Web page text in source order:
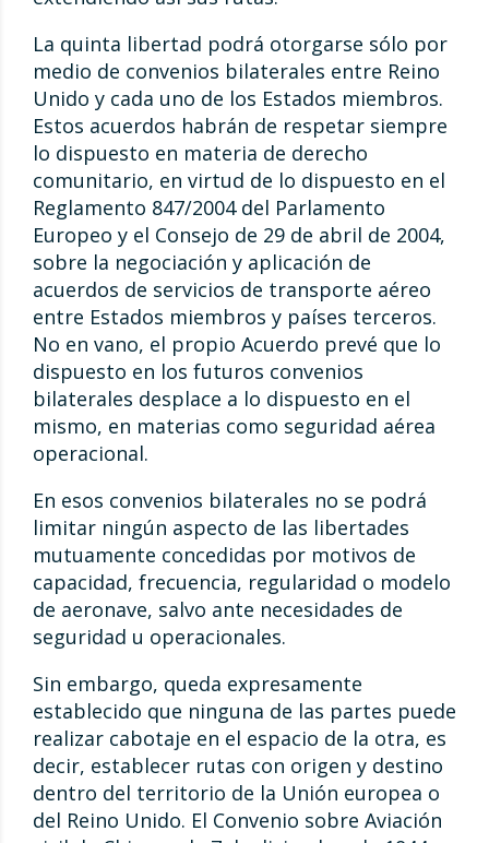
La quinta libertad podrá otorgarse sólo por
medio de convenios bilaterales entre Reino
Unido y cada uno de los Estados miembros.
Estos acuerdos habrán de respetar siempre
lo dispuesto en materia de derecho
comunitario, en virtud de lo dispuesto en el
Reglamento 847/2004 del Parlamento
Europeo y el Consejo de 29 de abril de 2004,
sobre la negociación y aplicación de
acuerdos de servicios de transporte aéreo
entre Estados miembros y países terceros.
No en vano, el propio Acuerdo prevé que lo
dispuesto en los futuros convenios
bilaterales desplace a lo dispuesto en el
mismo, en materias como seguridad aérea
operacional.
En esos convenios bilaterales no se podrá
limitar ningún aspecto de las libertades
mutuamente concedidas por motivos de
capacidad, frecuencia, regularidad o modelo
de aeronave, salvo ante necesidades de
seguridad u operacionales.
Sin embargo, queda expresamente
establecido que ninguna de las partes puede
realizar cabotaje en el espacio de la otra, es
decir, establecer rutas con origen y destino
dentro del territorio de la Unión europea o
del Reino Unido. El Convenio sobre Aviación